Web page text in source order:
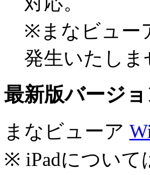
※まなビュー
発生いたしま
最新版バージ
まなビューア
※ iPadについて